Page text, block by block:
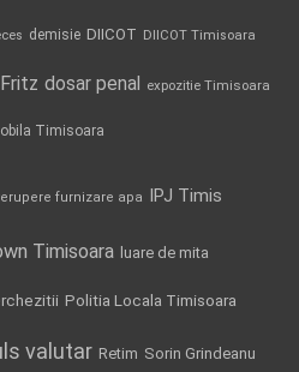
demisie DIICOT DIICOT Timisoara
dosar penal expozitie Timisoara
Timisoara
furnizare apa IPJ Timis
Timisoara luare de mita
Politia Locala Timisoara
valutar Retim Sorin Grindeanu